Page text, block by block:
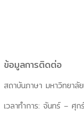
ข้อมูลการติดต่อ
สถาบันภาษา มหาวิทยาลัย
เวลาทำการ: จันทร์ –